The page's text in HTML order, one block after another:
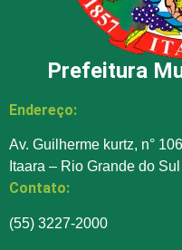
Prefeitura
Endereço:
Av. Guilherme kurtz, n°
Itaara – Rio Grande do Sul
Contato:
(55) 3227-2000